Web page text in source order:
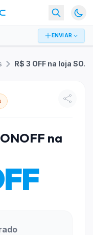
ENVIAR
R$ 3 OFF na loja SONOFF na Shopee
na